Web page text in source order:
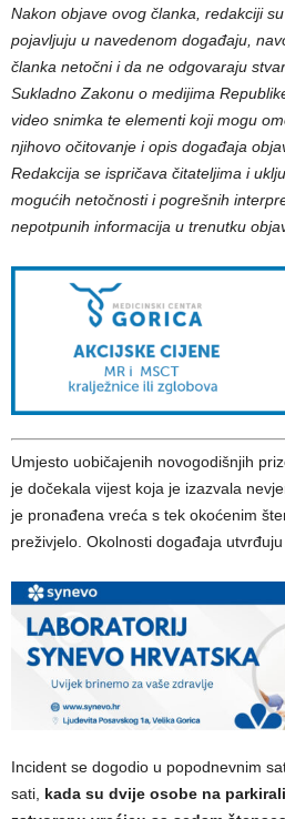
Nakon objave ovog članka, redakciji
pojavljuju u navedenom događaju,
članka netočni i da ne odgovaraju
Sukladno Zakonu o medijima
video snimka te elementi koji mogu
njihovo očitovanje i opis događaja
Redakcija se ispričava čitateljima i
mogućih netočnosti i pogrešnih
nepotpunih informacija u trenutku
Umjesto uobičajenih novogodišnjih
je dočekala vijest koja je izazvala
je pronađena vreća s tek okoćenim
preživjelo. Okolnosti događaja
Incident se dogodio u popodnevnim
sati, kada su dvije osobe na